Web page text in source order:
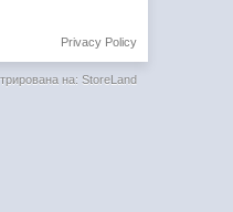
Privacy Policy
на: StoreLand